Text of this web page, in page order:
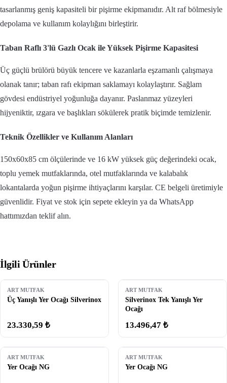
tasarlanmış geniş kapasiteli bir pişirme ekipmanıdır. Alt raf bölmesiyle
depolama ve kullanım kolaylığını birleştirir.
Taban Raflı 3'lü Gazlı Ocak ile Yüksek Pişirme Kapasitesi
Üç güçlü brülörü büyük tencere ve kazanlarla eşzamanlı çalışmaya
olanak tanır; taban rafı ekipman saklamayı kolaylaştırır. Sağlam
gövdesi endüstriyel yoğunluğa dayanır. Paslanmaz yüzeyleri
hijyeniktir, ızgara ve başlıkları sökülerek pratik biçimde temizlenir.
Teknik Özellikler ve Kullanım Alanları
150x60x85 cm ölçülerinde ve 16 kW yüksek güç değerindeki ocak,
toplu yemek mutfaklarında, otel mutfaklarında ve kalabalık
lokantalarda yoğun pişirme ihtiyaçlarını karşılar. CE belgeli üretimiyle
güvenlidir. Fiyat ve stok için sepete ekleyin ya da WhatsApp
hattımızdan teklif alın.
İlgili Ürünler
ART MUTFAK
Üç Yanışlı Yer Ocağı Silverinox
23.330,59 ₺
ART MUTFAK
Silverinox Tek Yanışlı Yer
Ocağı
13.496,47 ₺
ART MUTFAK
Yer Ocağı NG
ART MUTFAK
Yer Ocağı NG